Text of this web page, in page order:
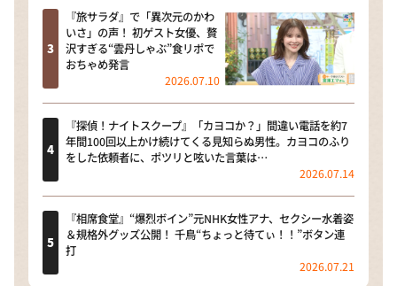
『旅サラダ』で「異次元のかわ
いさ」の声！ 初ゲスト女優、贅
沢すぎる“雲丹しゃぶ”食リポで
おちゃめ発言
2026.07.10
『探偵！ナイトスクープ』「カヨコか？」間違い電話を約7
年間100回以上かけ続けてくる見知らぬ男性。カヨコのふり
をした依頼者に、ポツリと呟いた言葉は…
2026.07.14
『相席食堂』“爆烈ボイン”元NHK女性アナ、セクシー水着姿
＆規格外グッズ公開！ 千鳥“ちょっと待てぃ！！”ボタン連
打
2026.07.21